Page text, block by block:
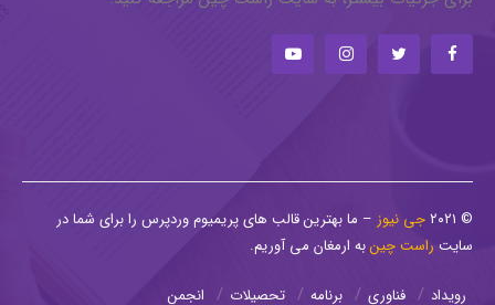
© ۲۰۲۱ جی نیوز – ما بهترین قالب های پریمیوم وردپرس را برای شما در
سایت راست چینبه ارمغان می آوریم.
رویداد فناوری برنامه تحصیلات انجمن